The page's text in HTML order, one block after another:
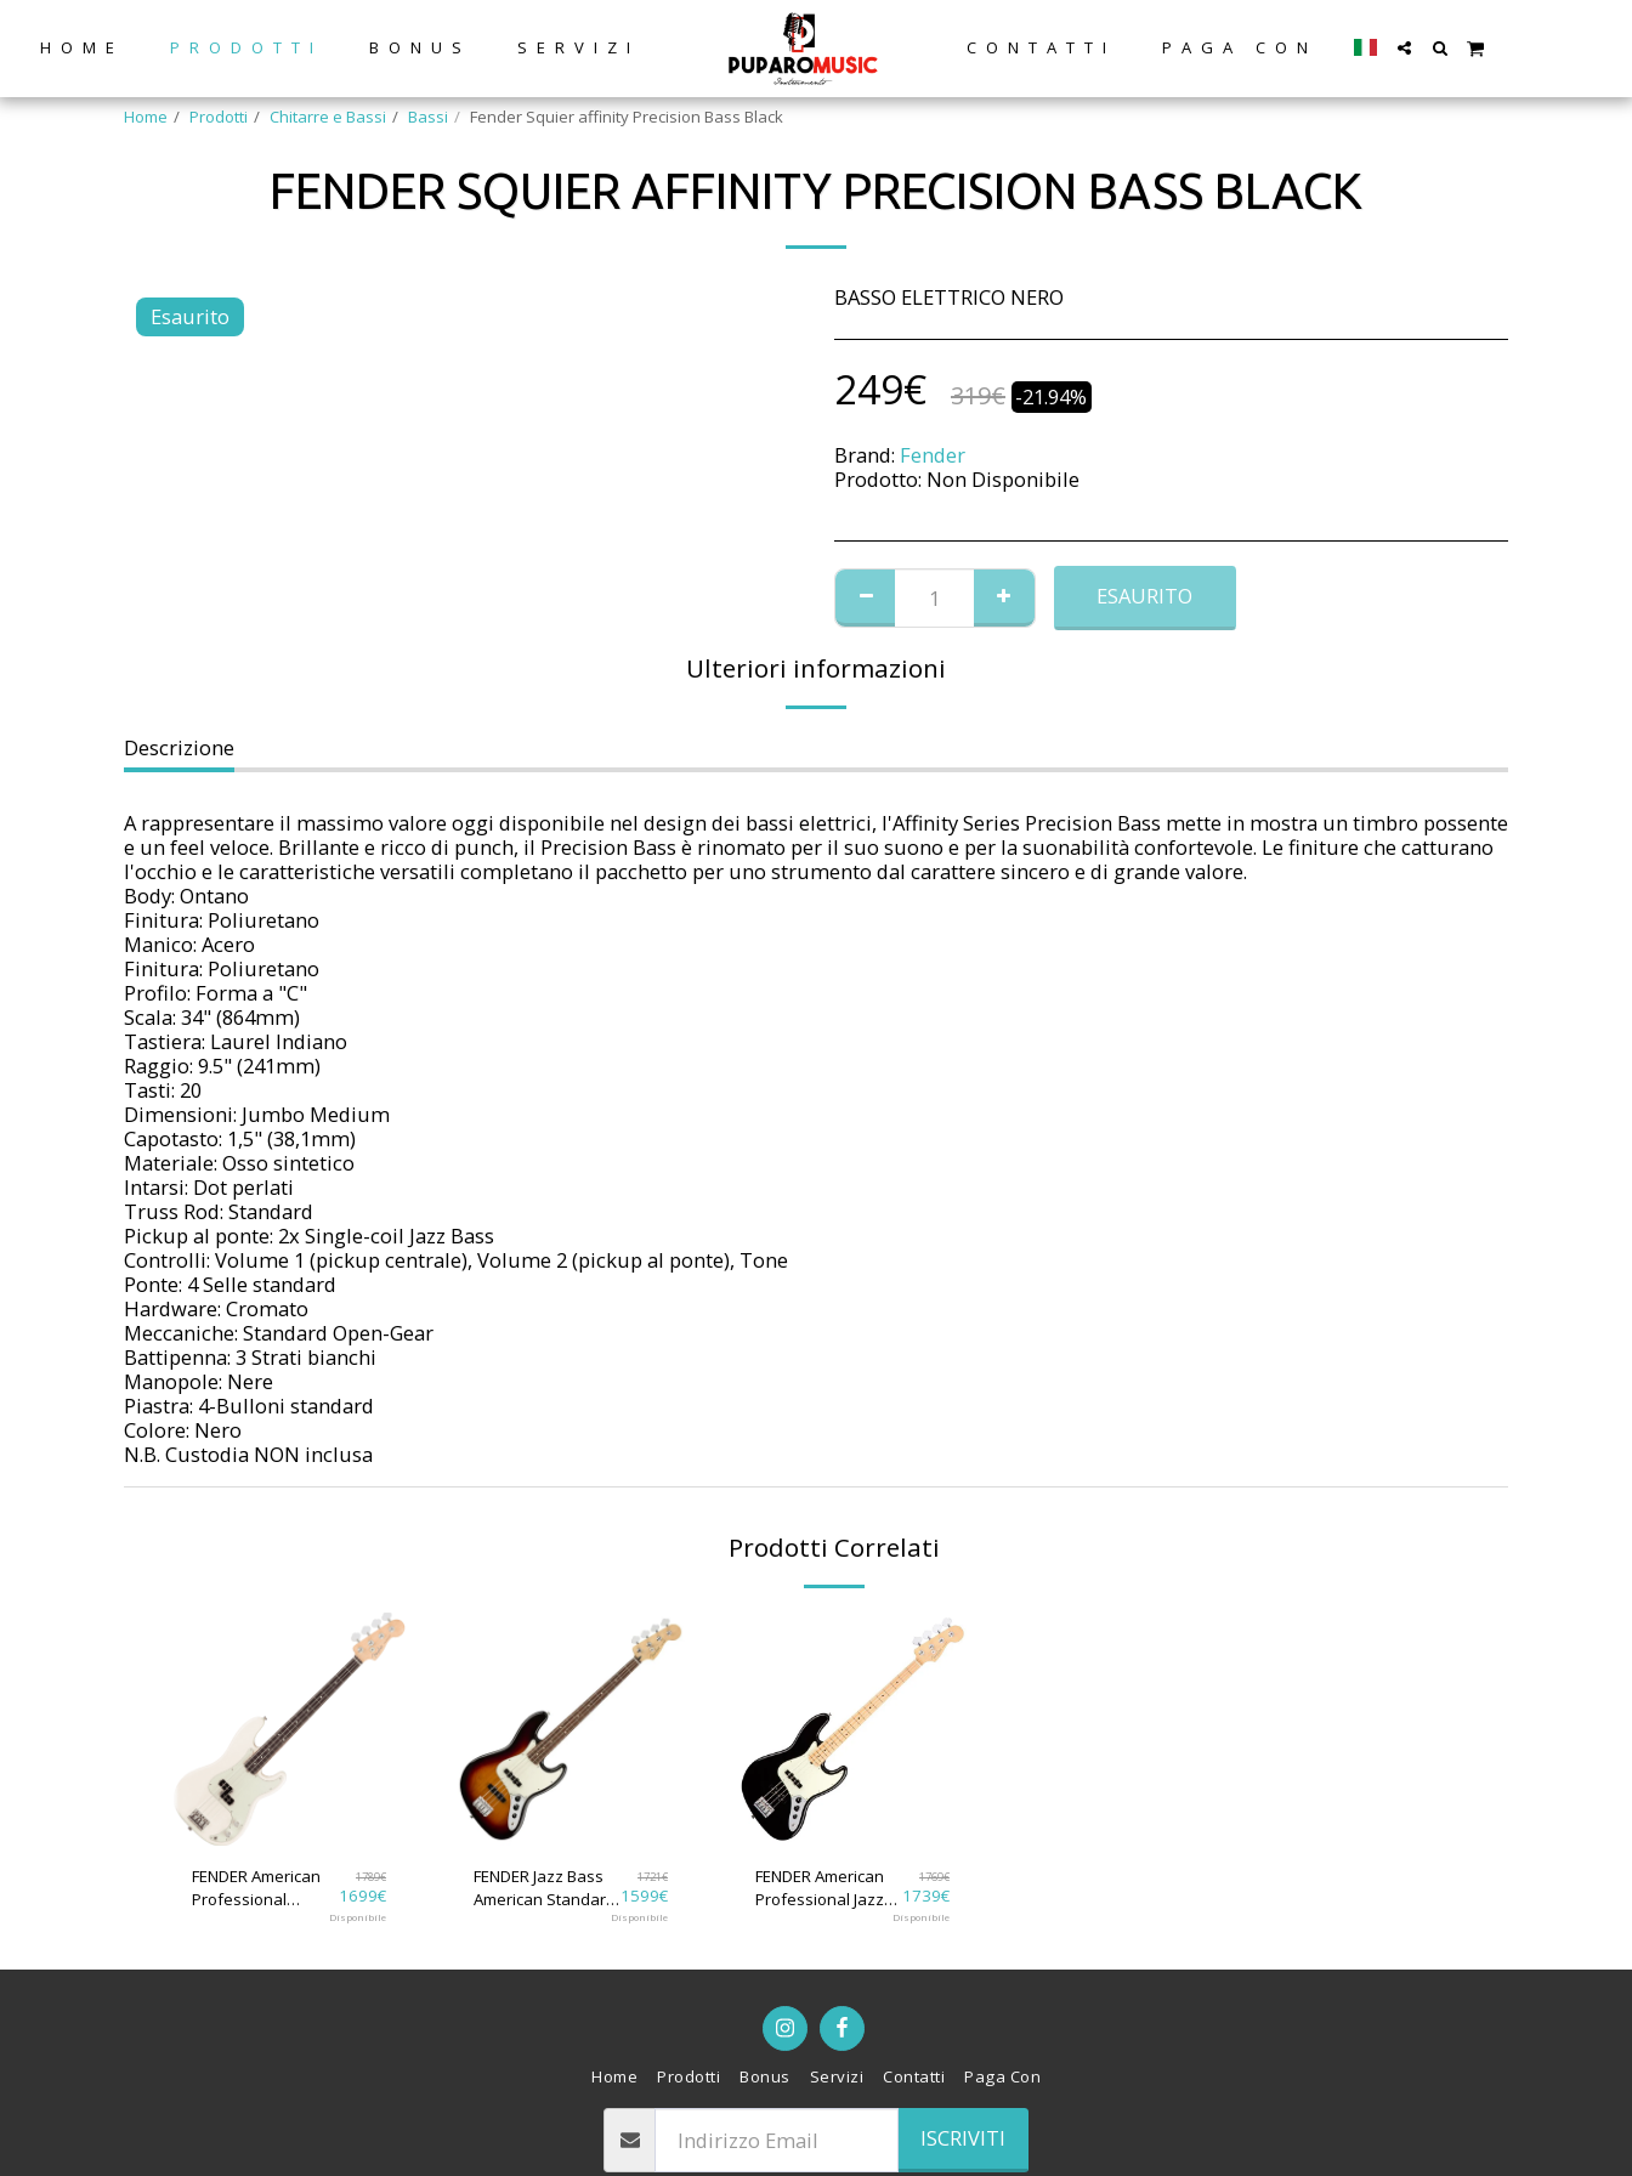
HOME PRODOTTI BONUS SERVIZI CONTATTI PAGA CON
Home Prodotti Chitarre e Bassi Bassi Fender Squier affinity Precision Bass Black
FENDER SQUIER AFFINITY PRECISION BASS BLACK
Esaurito
BASSO ELETTRICO NERO
249€ 319€ -21.94%
Brand: Fender
Prodotto: Non Disponibile
ESAURITO
Ulteriori informazioni
Descrizione
A rappresentare il massimo valore oggi disponibile nel design dei bassi elettrici, l'Affinity Series Precision Bass mette in mostra un timbro possente
e un feel veloce. Brillante e ricco di punch, il Precision Bass è rinomato per il suo suono e per la suonabilità confortevole. Le finiture che catturano
l'occhio e le caratteristiche versatili completano il pacchetto per uno strumento dal carattere sincero e di grande valore.
Body: Ontano
Finitura: Poliuretano
Manico: Acero
Finitura: Poliuretano
Profilo: Forma a "C"
Scala: 34" (864mm)
Tastiera: Laurel Indiano
Raggio: 9.5" (241mm)
Tasti: 20
Dimensioni: Jumbo Medium
Capotasto: 1,5" (38,1mm)
Materiale: Osso sintetico
Intarsi: Dot perlati
Truss Rod: Standard
Pickup al ponte: 2x Single-coil Jazz Bass
Controlli: Volume 1 (pickup centrale), Volume 2 (pickup al ponte), Tone
Ponte: 4 Selle standard
Hardware: Cromato
Meccaniche: Standard Open-Gear
Battipenna: 3 Strati bianchi
Manopole: Nere
Piastra: 4-Bulloni standard
Colore: Nero
N.B. Custodia NON inclusa
Prodotti Correlati
FENDER American
Professional
1789€
1699€
Disponibile
FENDER Jazz Bass
American Standard
1721€
1599€
Disponibile
FENDER American
Professional Jazz
1769€
1739€
Disponibile
Home Prodotti Bonus Servizi Contatti Paga Con
ISCRIVITI